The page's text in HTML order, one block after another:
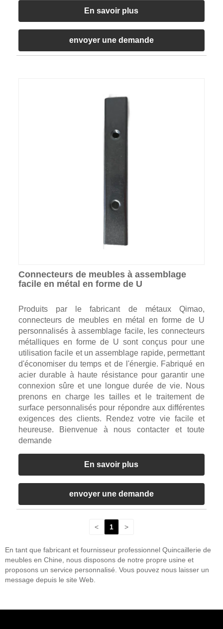
En savoir plus
envoyer une demande
Connecteurs de meubles à assemblage
facile en métal en forme de U
Produits par le fabricant de métaux Qimao,
connecteurs de meubles en métal en forme de U
personnalisés à assemblage facile, les connecteurs
métalliques en forme de U sont conçus pour une
utilisation facile et un assemblage rapide, permettant
d'économiser du temps et de l'énergie. Fabriqué en
acier durable à haute résistance pour garantir une
connexion sûre et une longue durée de vie. Nous
prenons en charge les tailles et le traitement de
surface personnalisés pour répondre aux différentes
exigences des clients. Rendez votre vie facile et
heureuse. Bienvenue à nous contacter et toute
demande
En savoir plus
envoyer une demande
< 1 >
En tant que fabricant et fournisseur professionnel Quincaillerie de
meubles en Chine, nous disposons de notre propre usine et
proposons un service personnalisé. Vous pouvez nous laisser un
message depuis le site Web.